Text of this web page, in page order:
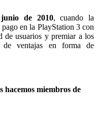
de 2010, cuando la
en la PlayStation 3 con
de usuarios y premiar a los
de ventajas en forma de
hacemos miembros de